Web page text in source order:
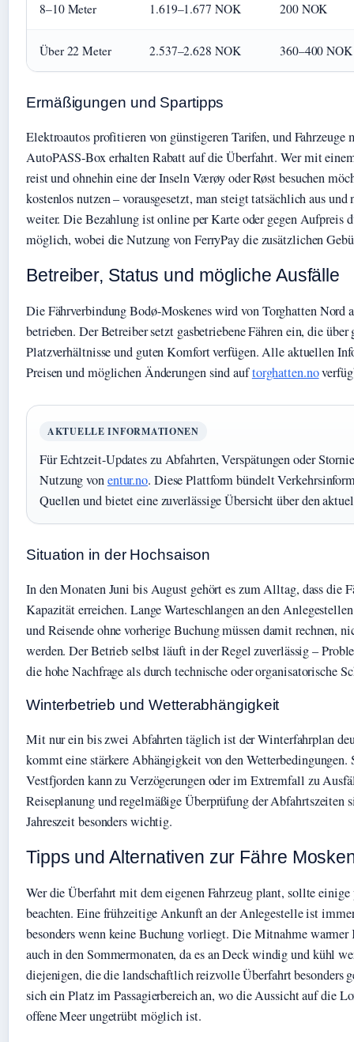
8–10 Meter 1.619–1.677 NOK 200 NOK
Über 22 Meter 2.537–2.628 NOK 360–400 NOK
Ermäßigungen und Spartipps
Elektroautos profitieren von günstigeren Tarifen, und
AutoPASS-Box erhalten Rabatt auf die Überfahrt. Wer mit
reist und ohnehin eine der Inseln Værøy oder Røst besuchen
kostenlos nutzen – vorausgesetzt, man steigt tatsächlich aus
weiter. Die Bezahlung ist online per Karte oder gegen Aufpreis
möglich, wobei die Nutzung von FerryPay die zusätzlichen
Betreiber, Status und mögliche Ausfälle
Die Fährverbindung Bodø-Moskenes wird von Torghatten Nord
betrieben. Der Betreiber setzt gasbetriebene Fähren ein, die über
Platzverhältnisse und guten Komfort verfügen. Alle aktuellen
Preisen und möglichen Änderungen sind auftorghatten.no
AKTUELLE INFORMATIONEN
Für Echtzeit-Updates zu Abfahrten, Verspätungen oder
Nutzung vonentur.no. Diese Plattform bündelt
Quellen und bietet eine zuverlässige Übersicht über den
Situation in der Hochsaison
In den Monaten Juni bis August gehört es zum Alltag, dass die
Kapazität erreichen. Lange Warteschlangen an den
und Reisende ohne vorherige Buchung müssen damit rechnen,
werden. Der Betrieb selbst läuft in der Regel zuverlässig –
die hohe Nachfrage als durch technische oder organisatorische
Winterbetrieb und Wetterabhängigkeit
Mit nur ein bis zwei Abfahrten täglich ist der Winterfahrplan
kommt eine stärkere Abhängigkeit von den Wetterbedingungen.
Vestfjorden kann zu Verzögerungen oder im Extremfall zu
Reiseplanung und regelmäßige Überprüfung der Abfahrtszeiten
Jahreszeit besonders wichtig.
Tipps und Alternativen zur Fähre
Wer die Überfahrt mit dem eigenen Fahrzeug plant, sollte
beachten. Eine frühzeitige Ankunft an der Anlegestelle ist
besonders wenn keine Buchung vorliegt. Die Mitnahme
auch in den Sommermonaten, da es an Deck windig und kühl
diejenigen, die die landschaftlich reizvolle Überfahrt besonders
sich ein Platz im Passagierbereich an, wo die Aussicht auf die
offene Meer ungetrübt möglich ist.